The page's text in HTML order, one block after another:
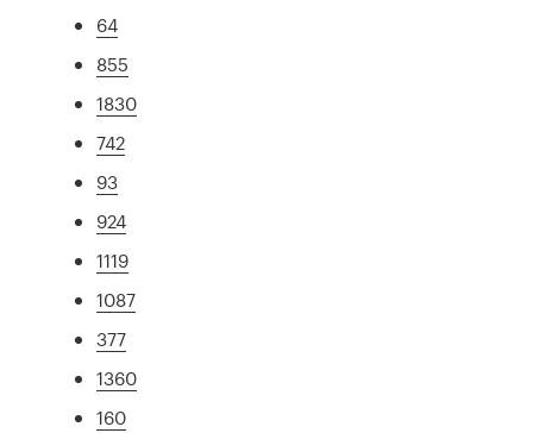
64
855
1830
742
93
924
1119
1087
377
1360
160